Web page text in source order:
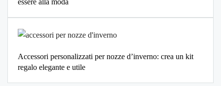
essere alla moda
Accessori personalizzati per nozze d’inverno: crea un kit
regalo elegante e utile